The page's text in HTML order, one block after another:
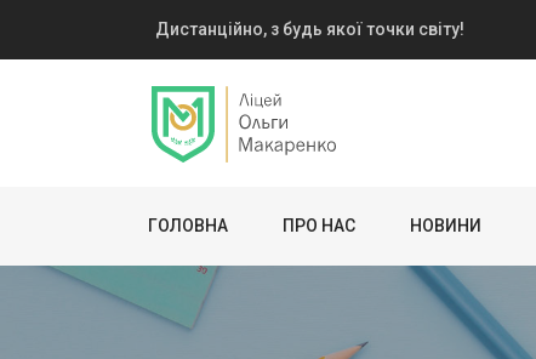
Дистанційно, з будь якої точки світу!
ГОЛОВНА ПРО НАС НОВИНИ